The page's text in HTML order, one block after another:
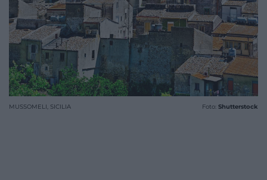
MUSSOMELI, SICILIA Foto: Shutterstock